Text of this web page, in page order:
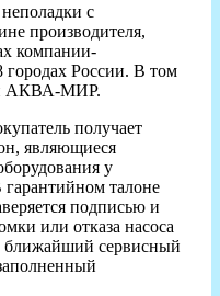
с
производителя,
компании-
городах России. В том
АКВА-МИР.
получает
являющиеся
у
талоне
подписью и
или отказа насоса
ближайший сервисный